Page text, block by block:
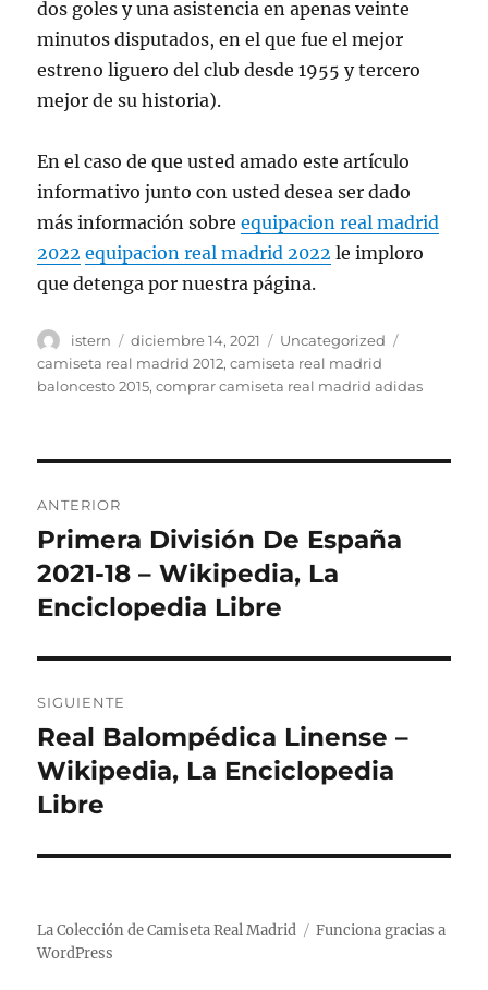
dos goles y una asistencia en apenas veinte
minutos disputados, en el que fue el mejor
estreno liguero del club desde 1955 y tercero
mejor de su historia).
En el caso de que usted amado este artículo
informativo junto con usted desea ser dado
más información sobreequipacion real madrid
2022 equipacion real madrid 2022 le imploro
que detenga por nuestra página.
Autor
istern
Publicado
el
diciembre 14, 2021 Categorías
Uncategorized
camiseta real madrid 2012,camiseta real madrid
baloncesto 2015,comprar camiseta real madrid adidas
de
entradas
ANTERIOR
Entrada
anterior:
Primera División De España
2021-18 – Wikipedia, La
Enciclopedia Libre
SIGUIENTE
Entrada
siguiente:
Real Balompédica Linense –
Wikipedia, La Enciclopedia
Libre
La Colección de Camiseta Real Madrid
Funciona gracias a
WordPress